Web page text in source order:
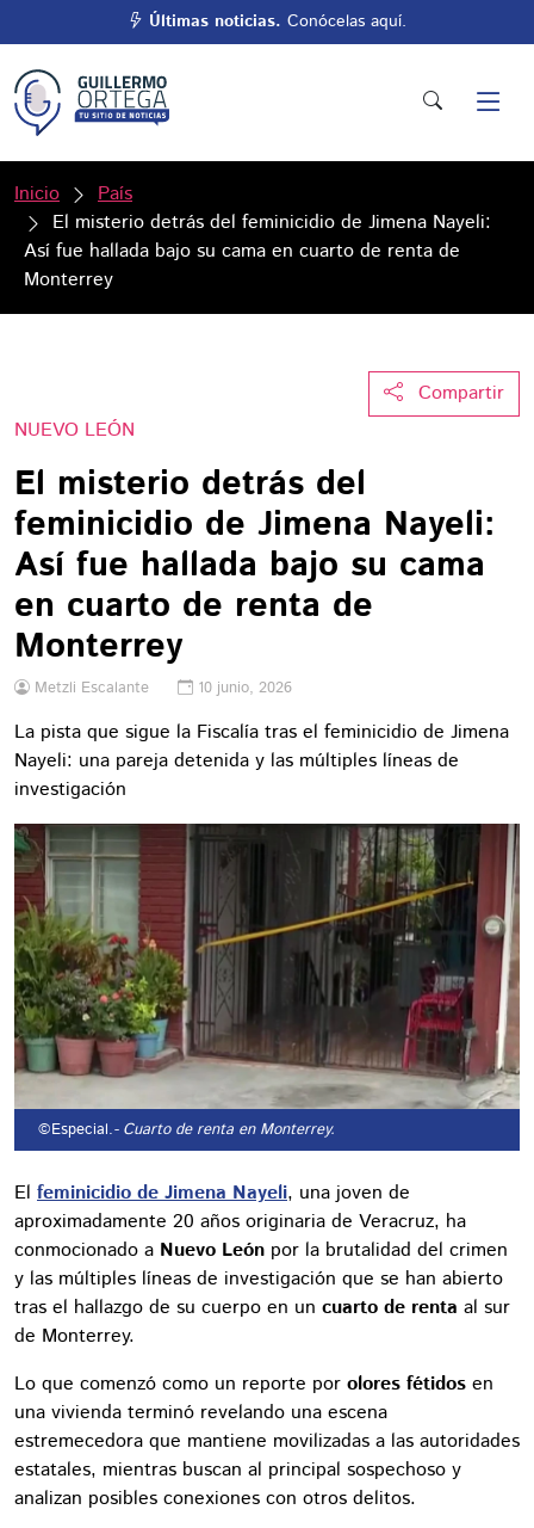
Últimas noticias. Conócelas aquí.
Inicio
País
El misterio detrás del feminicidio de Jimena Nayeli:
Así fue hallada bajo su cama en cuarto de renta de
Monterrey
Compartir
NUEVO LEÓN
El misterio detrás del
feminicidio de Jimena Nayeli:
Así fue hallada bajo su cama
en cuarto de renta de
Monterrey
Metzli Escalante 10 junio, 2026
La pista que sigue la Fiscalía tras el feminicidio de Jimena
Nayeli: una pareja detenida y las múltiples líneas de
investigación
©Especial.- Cuarto de renta en Monterrey.
El feminicidio de Jimena Nayeli, una joven de
aproximadamente 20 años originaria de Veracruz, ha
conmocionado a Nuevo León por la brutalidad del crimen
y las múltiples líneas de investigación que se han abierto
tras el hallazgo de su cuerpo en un cuarto de renta al sur
de Monterrey.
Lo que comenzó como un reporte por olores fétidos en
una vivienda terminó revelando una escena
estremecedora que mantiene movilizadas a las autoridades
estatales, mientras buscan al principal sospechoso y
analizan posibles conexiones con otros delitos.